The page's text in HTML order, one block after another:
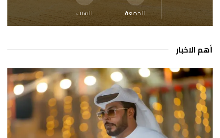
الجمعة السبت
أهم الاخبار